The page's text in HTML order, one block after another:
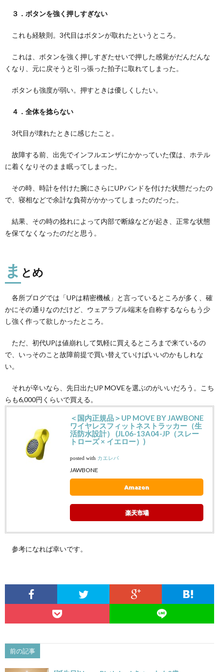
３．ボタンを強く押しすぎない
これも経験則。3代目はボタンが取れたというところ。
これは、ボタンを強く押しすぎたせいで押した感覚がだんだんな
くなり、元に戻そうと引っ張った拍子に取れてしまった。
ボタンも強度が弱い。押すときは優しくしたい。
４．全体を捻らない
3代目が壊れたときに感じたこと。
故障する前、出先でインフルエンザにかかっていた僕は、ホテル
に着くなりそのまま眠ってしまった。
その時、時計を付けた腕にさらにUPバンドを付けた状態だったの
で、寝相などで余計な負荷がかかってしまったのだった。
結果、その時の捻れによって内部で断線などが起き、正常な状態
を保てなくなったのだと思う。
ま とめ
各所ブログでは「UPは精密機械」と言っているところが多く、確
かにその通りなのだけど、ウェアラブル端末を自称するならもう少
し強く作って欲しかったところ。
ただ、初代UPは値崩れして気軽に買えるところまで来ているの
で、いっそのこと故障前提で買い替えていけばいいのかもしれな
い。
それが辛いなら、先日出たUP MOVEを選ぶのがいいだろう。こち
らも6,000円くらいで買える。
＜国内正規品＞UP MOVE BY JAWBONE
ワイヤレスフィットネストラッカー（生
活防水設計） (JL06-13A04-JP（スレー
トローズ × イエロー）)
posted with カエレバ
JAWBONE
Amazon
楽天市場
参考になれば幸いです。
前の記事